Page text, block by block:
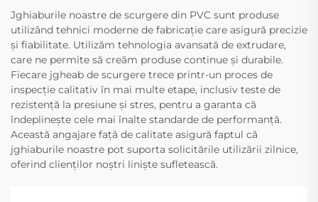
Jghiaburile noastre de scurgere din PVC sunt produse
utilizând tehnici moderne de fabricație care asigură precizie
și fiabilitate. Utilizăm tehnologia avansată de extrudare,
care ne permite să creăm produse continue și durabile.
Fiecare jgheab de scurgere trece printr-un proces de
inspecție calitativ în mai multe etape, inclusiv teste de
rezistență la presiune și stres, pentru a garanta că
îndeplinește cele mai înalte standarde de performanță.
Această angajare față de calitate asigură faptul că
jghiaburile noastre pot suporta solicitările utilizării zilnice,
oferind clienților noștri liniște sufletească.